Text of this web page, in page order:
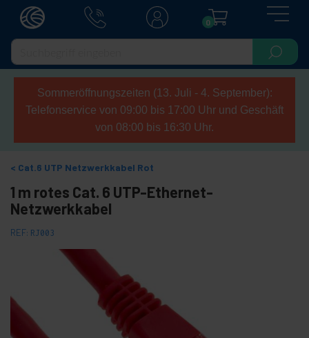
0
Sommeröffnungszeiten (13. Juli - 4. September):
Telefonservice von 09:00 bis 17:00 Uhr und Geschäft
von 08:00 bis 16:30 Uhr.
Cat.6 UTP Netzwerkkabel Rot
1 m rotes Cat. 6 UTP-Ethernet-
Netzwerkkabel
REF: RJ003